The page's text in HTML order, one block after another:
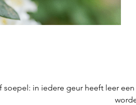
soepel: in iedere geur heeft leer